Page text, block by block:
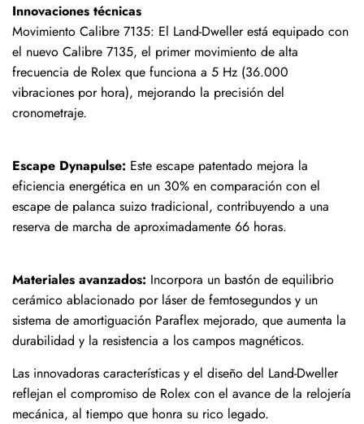
Innovaciones técnicas
Movimiento Calibre 7135: El Land-Dweller está equipado con
el nuevo Calibre 7135, el primer movimiento de alta
frecuencia de Rolex que funciona a 5 Hz (36.000
vibraciones por hora), mejorando la precisión del
cronometraje.
Escape Dynapulse: Este escape patentado mejora la
eficiencia energética en un 30% en comparación con el
escape de palanca suizo tradicional, contribuyendo a una
reserva de marcha de aproximadamente 66 horas.
Materiales avanzados: Incorpora un bastón de equilibrio
cerámico ablacionado por láser de femtosegundos y un
sistema de amortiguación Paraflex mejorado, que aumenta la
durabilidad y la resistencia a los campos magnéticos.
Las innovadoras características y el diseño del Land-Dweller
reflejan el compromiso de Rolex con el avance de la relojería
mecánica, al tiempo que honra su rico legado.